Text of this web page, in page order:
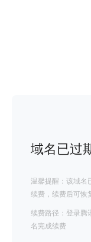
域名已过
温馨提醒：该域名
续费，续费后可恢
续费路径：登录腾
名完成续费